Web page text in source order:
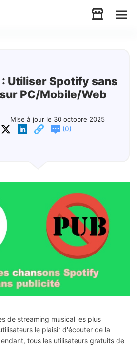
Utiliser Spotify sans
PC/Mobile/Web
Mise à jour le 30 octobre 2025
(0)
de streaming musical les plus
le plaisir d'écouter de la
tous les utilisateurs gratuits de